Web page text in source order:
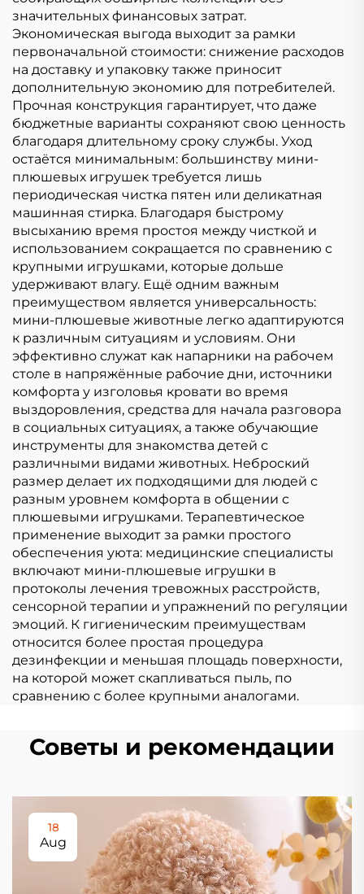
значительных финансовых затрат.
Экономическая выгода выходит за рамки
первоначальной стоимости: снижение расходов
на доставку и упаковку также приносит
дополнительную экономию для потребителей.
Прочная конструкция гарантирует, что даже
бюджетные варианты сохраняют свою ценность
благодаря длительному сроку службы. Уход
остаётся минимальным: большинству мини-
плюшевых игрушек требуется лишь
периодическая чистка пятен или деликатная
машинная стирка. Благодаря быстрому
высыханию время простоя между чисткой и
использованием сокращается по сравнению с
крупными игрушками, которые дольше
удерживают влагу. Ещё одним важным
преимуществом является универсальность:
мини-плюшевые животные легко адаптируются
к различным ситуациям и условиям. Они
эффективно служат как напарники на рабочем
столе в напряжённые рабочие дни, источники
комфорта у изголовья кровати во время
выздоровления, средства для начала разговора
в социальных ситуациях, а также обучающие
инструменты для знакомства детей с
различными видами животных. Неброский
размер делает их подходящими для людей с
разным уровнем комфорта в общении с
плюшевыми игрушками. Терапевтическое
применение выходит за рамки простого
обеспечения уюта: медицинские специалисты
включают мини-плюшевые игрушки в
протоколы лечения тревожных расстройств,
сенсорной терапии и упражнений по регуляции
эмоций. К гигиеническим преимуществам
относится более простая процедура
дезинфекции и меньшая площадь поверхности,
на которой может скапливаться пыль, по
сравнению с более крупными аналогами.
Советы и рекомендации
18
Aug